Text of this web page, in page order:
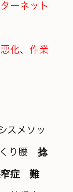
ーネット
化、 作業